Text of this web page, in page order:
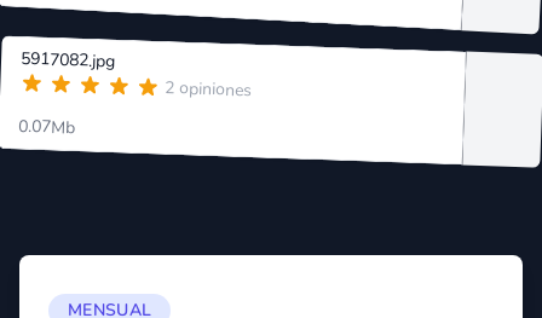
5917082.jpg
2 opiniones
0.07Mb
MENSUAL